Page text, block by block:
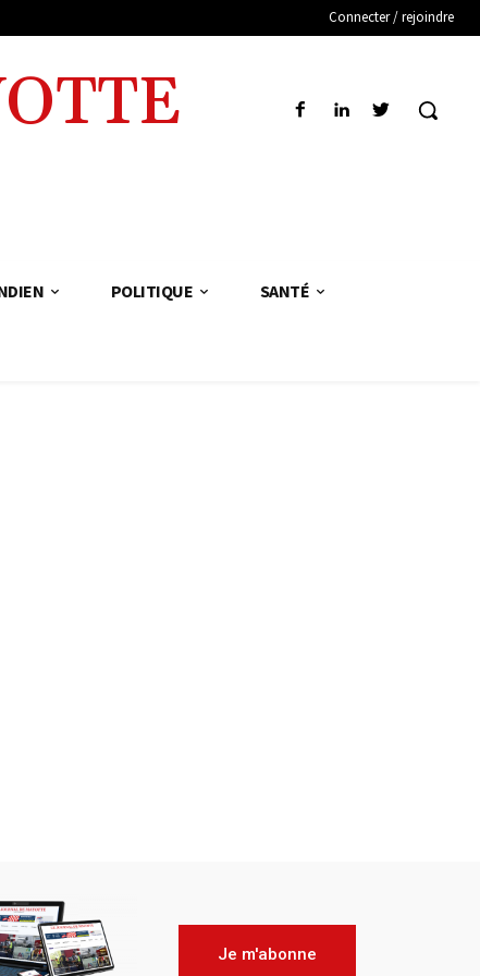
Connecter / rejoindre
POLITIQUE SANTÉ
Je m'abonne